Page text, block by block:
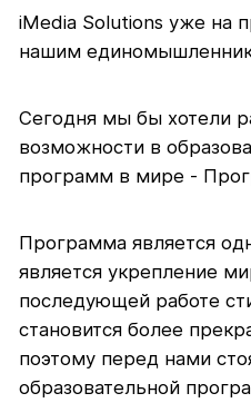
iMedia Solutions уже на
нашим
Сегодня мы бы хотели
возможности в
программ в мире -
Программа является
является укрепление
последующей работе
становится более
поэтому перед нами
образовательной